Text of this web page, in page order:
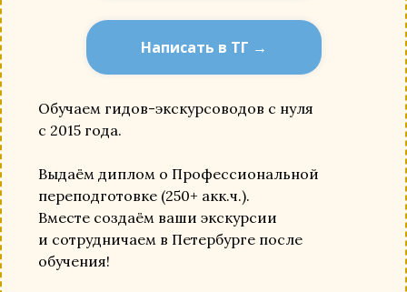
Написать в ТГ →
Обучаем гидов-экскурсоводов с нуля
с 2015 года.
Выдаём диплом о Профессиональной
переподготовке (250+ акк.ч.).
Вместе создаём ваши экскурсии
и сотрудничаем в Петербурге после
обучения!